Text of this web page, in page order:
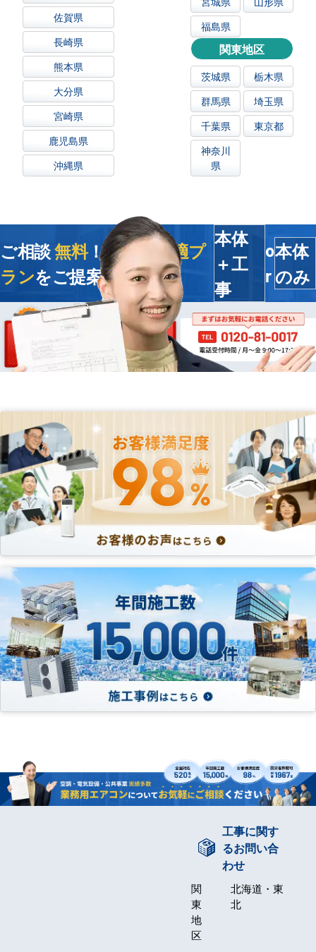
福島県
関東地区
茨城県
栃木県
群馬県
埼玉県
千葉県
東京都
神奈川
県
佐賀県
長崎県
熊本県
大分県
宮崎県
鹿児島県
沖縄県
ご相談無料！今すぐ
最適プ
ランをご提案します
本体
＋工
事
o
r
本体
のみ
工事に関す
るお問い合
わせ
関
東
地
区
北海道・東
北